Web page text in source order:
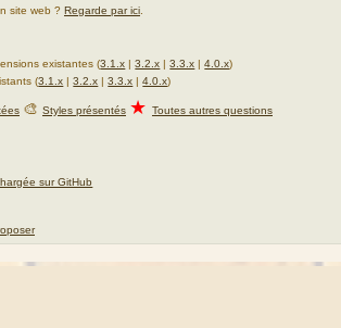
site web ? Regarde par ici
existantes (3.1.x |3.2.x |3.3.x |4.0.x)
(3.1.x |3.2.x |3.3.x |4.0.x)
🎨 Styles présentés ★ Toutes autres questions
sur GitHub